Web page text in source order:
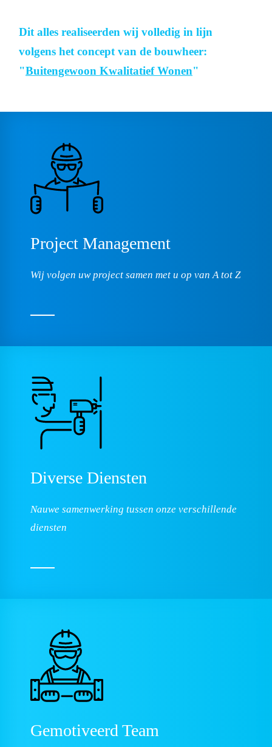
Dit alles realiseerden wij volledig in lijn
volgens het concept van de bouwheer:
"Buitengewoon Kwalitatief Wonen"
Project Management
Wij volgen uw project samen met u op van A tot Z
Diverse Diensten
Nauwe samenwerking tussen onze verschillende
diensten
Gemotiveerd Team